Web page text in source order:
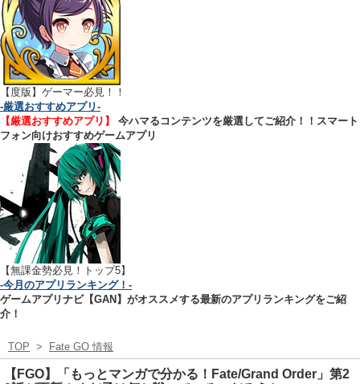
【 度版】ゲーマー必見！！
-厳選おすすめアプリ-
【厳選おすすめアプリ】
今ハマるコンテンツを厳選してご紹介！！スマート
フォン向けおすすめゲームアプリ
【無課金勢必見！トップ5】
-今月のアプリランキング！-
ゲームアプリナビ【GAN】がオススメする最新のアプリランキングをご紹
介！
TOP > Fate GO 情報
【FGO】「もっとマンガで分かる！Fate/Grand Order」第2